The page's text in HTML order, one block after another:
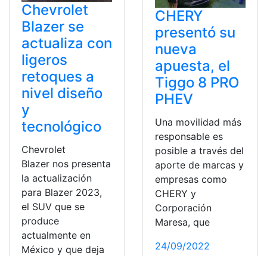
Chevrolet
Blazer se
actualiza con
ligeros
retoques a
nivel diseño
y
tecnológico
Chevrolet
Blazer nos presenta
la actualización
para Blazer 2023,
el SUV que se
produce
actualmente en
México y que deja
CHERY
presentó su
nueva
apuesta, el
Tiggo 8 PRO
PHEV
Una movilidad más
responsable es
posible a través del
aporte de marcas y
empresas como
CHERY y
Corporación
Maresa, que
24/09/2022